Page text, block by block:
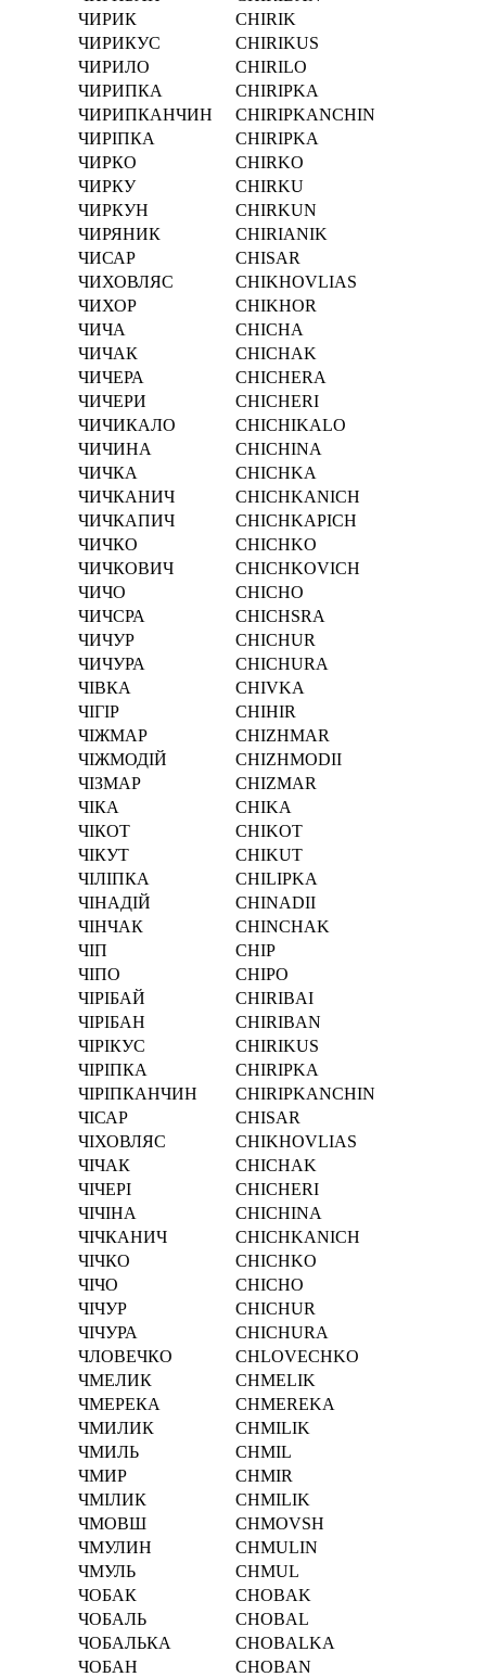
ЧИРИК
CHIRIK
ЧИРИКУС
CHIRIKUS
ЧИРИЛО
CHIRILO
ЧИРИПКА
CHIRIPKA
ЧИРИПКАНЧИН
CHIRIPKANCHIN
ЧИРІПКА
CHIRІPKA
ЧИРКО
CHIRKO
ЧИРКУ
CHIRKU
ЧИРКУН
CHIRKUN
ЧИРЯНИК
CHIRIANIK
ЧИСАР
CHISAR
ЧИХОВЛЯС
CHIKHOVLIAS
ЧИХОР
CHIKHOR
ЧИЧА
CHICHA
ЧИЧАК
CHICHAK
ЧИЧЕРА
CHICHERA
ЧИЧЕРИ
CHICHERI
ЧИЧИКАЛО
CHICHIKALO
ЧИЧИНА
CHICHINA
ЧИЧКА
CHICHKA
ЧИЧКАНИЧ
CHICHKANICH
ЧИЧКАПИЧ
CHICHKAPICH
ЧИЧКО
CHICHKO
ЧИЧКОВИЧ
CHICHKOVICH
ЧИЧО
CHICHO
ЧИЧСРА
CHICHSRA
ЧИЧУР
CHICHUR
ЧИЧУРА
CHICHURA
ЧІВКА
CHІVKA
ЧІГІР
CHІHІR
ЧІЖМАР
CHІZHMAR
ЧІЖМОДІЙ
CHІZHMODІI
ЧІЗМАР
CHІZMAR
ЧІКА
CHІKA
ЧІКОТ
CHІKOT
ЧІКУТ
CHІKUT
ЧІЛІПКА
CHІLІPKA
ЧІНАДІЙ
CHІNADІI
ЧІНЧАК
CHІNCHAK
ЧІП
CHІP
ЧІПО
CHІPO
ЧІРІБАЙ
CHІRІBAI
ЧІРІБАН
CHІRІBAN
ЧІРІКУС
CHІRІKUS
ЧІРІПКА
CHІRІPKA
ЧІРІПКАНЧИН
CHІRІPKANCHIN
ЧІСАР
CHІSAR
ЧІХОВЛЯС
CHІKHOVLIAS
ЧІЧАК
CHІCHAK
ЧІЧЕРІ
CHІCHERІ
ЧІЧІНА
CHІCHІNA
ЧІЧКАНИЧ
CHІCHKANICH
ЧІЧКО
CHІCHKO
ЧІЧО
CHІCHO
ЧІЧУР
CHІCHUR
ЧІЧУРА
CHІCHURA
ЧЛОВЕЧКО
CHLOVECHKO
ЧМЕЛИК
CHMELIK
ЧМЕРЕКА
CHMEREKA
ЧМИЛИК
CHMILIK
ЧМИЛЬ
CHMIL
ЧМИР
CHMIR
ЧМІЛИК
CHMІLIK
ЧМОВШ
CHMOVSH
ЧМУЛИН
CHMULIN
ЧМУЛЬ
CHMUL
ЧОБАК
CHOBAK
ЧОБАЛЬ
CHOBAL
ЧОБАЛЬКА
CHOBALKA
ЧОБАН
CHOBAN